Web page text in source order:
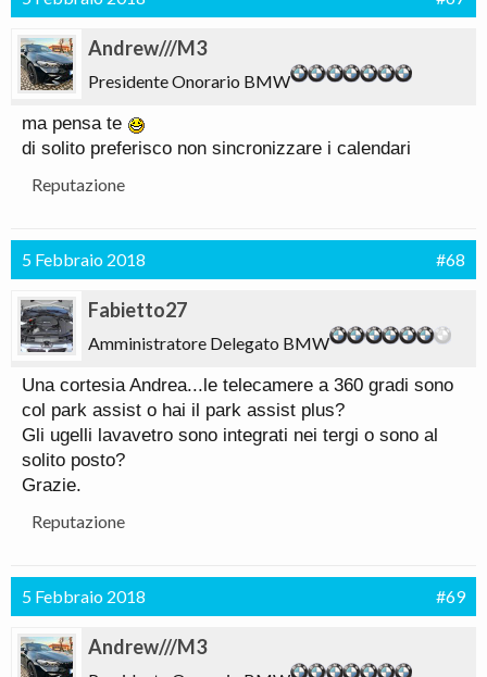
Andrew///M3
Presidente Onorario BMW
ma pensa te
di solito preferisco non sincronizzare i calendari
Reputazione
5 Febbraio 2018 #68
Fabietto27
Amministratore Delegato BMW
Una cortesia Andrea...le telecamere a 360 gradi sono
col park assist o hai il park assist plus?
Gli ugelli lavavetro sono integrati nei tergi o sono al
solito posto?
Grazie.
Reputazione
5 Febbraio 2018 #69
Andrew///M3